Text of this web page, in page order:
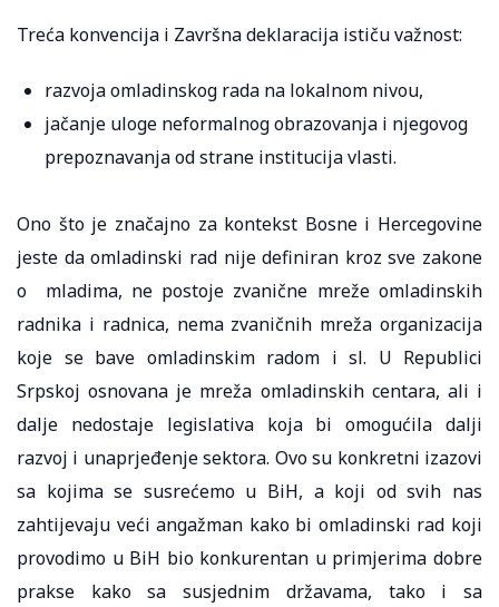
Treća konvencija i Završna deklaracija ističu važnost:
razvoja omladinskog rada na lokalnom nivou,
jačanje uloge neformalnog obrazovanja i njegovog
prepoznavanja od strane institucija vlasti.
Ono što je značajno za kontekst Bosne i Hercegovine
jeste da omladinski rad nije definiran kroz sve zakone
o mladima, ne postoje zvanične mreže omladinskih
radnika i radnica, nema zvaničnih mreža organizacija
koje se bave omladinskim radom i sl. U Republici
Srpskoj osnovana je mreža omladinskih centara, ali i
dalje nedostaje legislativa koja bi omogućila dalji
razvoj i unaprjeđenje sektora. Ovo su konkretni izazovi
sa kojima se susrećemo u BiH, a koji od svih nas
zahtijevaju veći angažman kako bi omladinski rad koji
provodimo u BiH bio konkurentan u primjerima dobre
prakse kako sa susjednim državama, tako i sa